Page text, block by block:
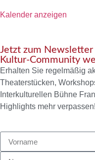
Kalender anzeigen
Jetzt zum Newsletter
Kultur-Community
Erhalten Sie regelmäßig
Theaterstücken,
Interkulturellen Bühne
Highlights mehr verpassen!